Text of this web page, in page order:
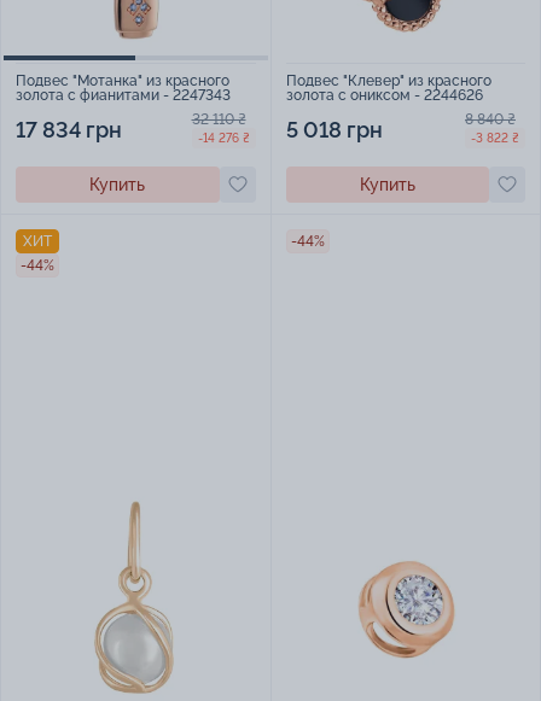
Подвес "Мотанка" из красного
золота с фианитами - 2247343
17 834 грн 32 110 ₴
-14 276 ₴
Купить
Подвес "Клевер" из красного
золота с ониксом - 2244626
5 018 грн 8 840 ₴
-3 822 ₴
Купить
ХИТ
-44%
-44%